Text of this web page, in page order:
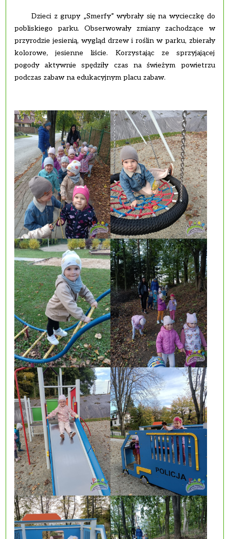
Dzieci z grupy „Smerfy” wybrały się na wycieczkę do
pobliskiego parku. Obserwowały zmiany zachodzące w
przyrodzie jesienią, wygląd drzew i roślin w parku, zbierały
kolorowe, jesienne liście. Korzystając ze sprzyjającej
pogody aktywnie spędziły czas na świeżym powietrzu
podczas zabaw na edukacyjnym placu zabaw.